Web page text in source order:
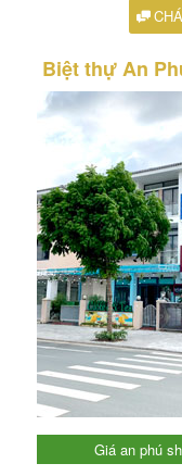
Biệt thự An
Giá an phú